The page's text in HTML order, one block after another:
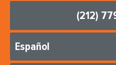
(212)
Español